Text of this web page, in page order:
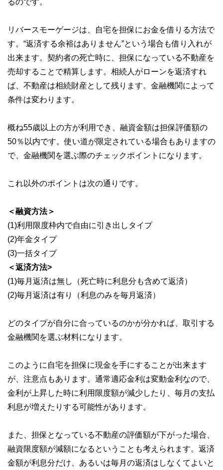
リバースモーゲージは、自宅を担保にお金を借りる方法で
す。“返済する余裕はありません”という場合も借り入れが
出来ます。契約者の死亡時に、担保になっている不動産を
売却することで精算します。相続人がローンを返済すれ
ば、不動産は相続財産として残ります。金融機関によって
条件は変わります。
概ね55歳以上の方が利用でき、融資金額は担保評価額の
50％以内です。使い道が限定されている場合もありますの
で、金融機関を選ぶ際のチェックポイントになります。
これ以外のポイントは次の通りです。
＜融資方法＞
(1)利用限度枠内で自由に引き出しタイプ
(2)年金タイプ
(3)一括タイプ
＜返済方法>
(1)毎月返済は無し（死亡時に利息分も含めて返済）
(2)毎月返済は有り（利息のみを毎月返済）
どのタイプが自分に合っているのかが分かれば、取引する
金融機関を選ぶ材料になります。
このように自宅を担保に現金を手にすることが出来ます
が、注意点もあります。通常適応金利は変動金利なので、
金利が上昇した時に利用限度額が減少したり、毎月の支払
利息が増えたりする可能性があります。
また、担保となっている不動産の評価額が下がった場合、
融資限度額が減額になるということも考えられます。返済
金額が利息分だけ、あるいは毎月の返済はしなくてよいと